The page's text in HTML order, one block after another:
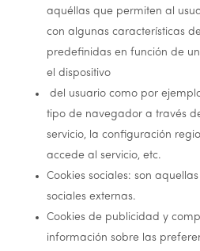
aquéllas que permiten al
con algunas características
predefinidas en función de
el dispositivo
del usuario como por
tipo de navegador a través
servicio, la configuración
accede al servicio, etc.
Cookies sociales: son
sociales externas.
Cookies de publicidad y
información sobre las